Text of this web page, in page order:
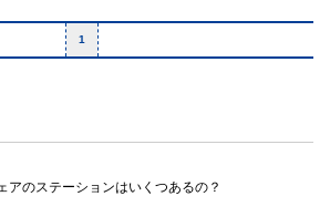
1
アのステーションはいくつあるの？